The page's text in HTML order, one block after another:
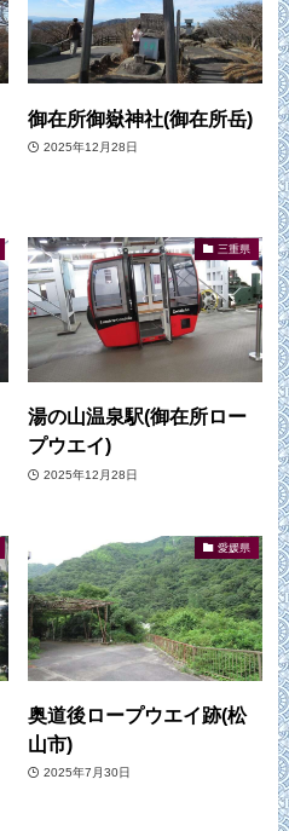
御在所御嶽神社(御在所岳)
2025年12月28日
三重県
湯の山温泉駅(御在所ロー
プウエイ)
2025年12月28日
愛媛県
奥道後ロープウエイ跡(松
山市)
2025年7月30日